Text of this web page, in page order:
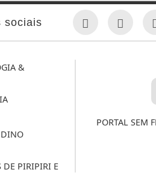
sociais
&
DE PIRIPIRI E
PORTAL SEM